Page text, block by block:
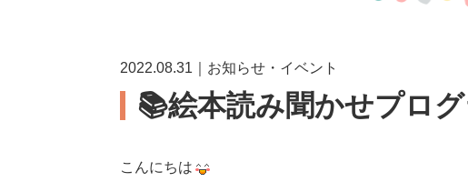
2022.08.31｜お知らせ・イベント
📚絵本読み聞かせプロ
こんにちは